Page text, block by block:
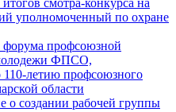
уполномоченный по охране
профсоюзной
ФПСО,
110-летию профсоюзного
области
о создании рабочей группы